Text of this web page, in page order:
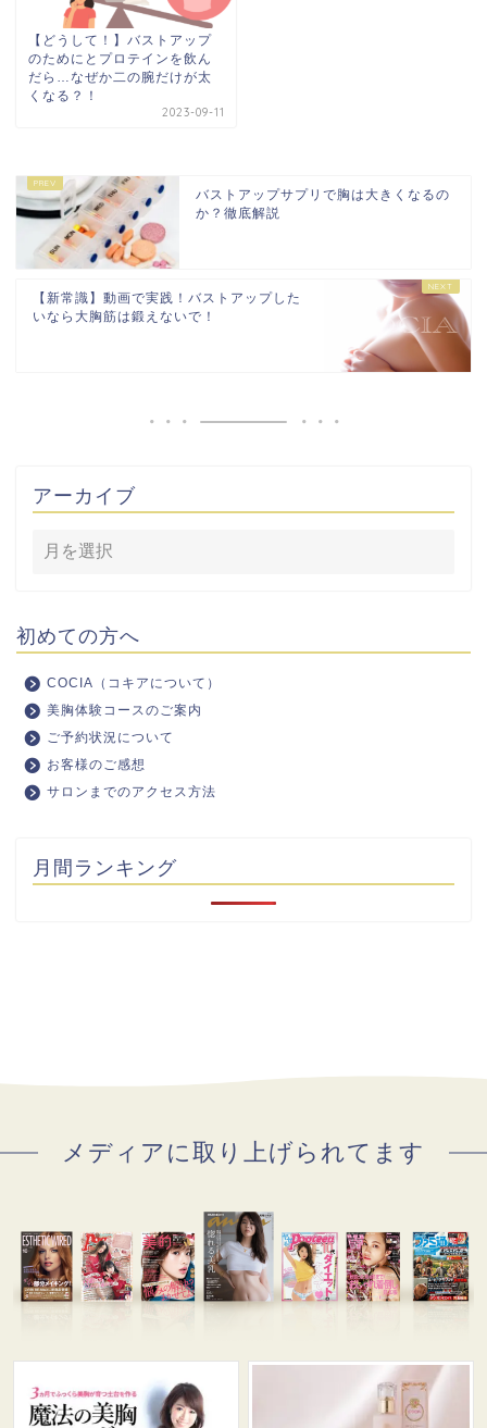
【どうして！】バストアップ
のためにとプロテインを飲ん
だら…なぜか二の腕だけが太
くなる？！
2023-09-11
バストアップサプリで胸は大きくなるの
か？徹底解説
【新常識】動画で実践！バストアップした
いなら大胸筋は鍛えないで！
アーカイブ
初めての方へ
COCIA（コキアについて）
美胸体験コースのご案内
ご予約状況について
お客様のご感想
サロンまでのアクセス方法
月間ランキング
メディアに取り上げられてます